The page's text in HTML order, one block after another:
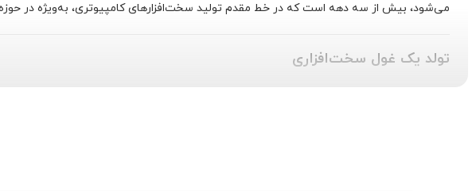
می‌شود، بیش از سه دهه است که در خط مقدم تولید سخت‌افزارهای کامپیوتری، به‌ویژه در
تولد یک غول سخت‌افزاری